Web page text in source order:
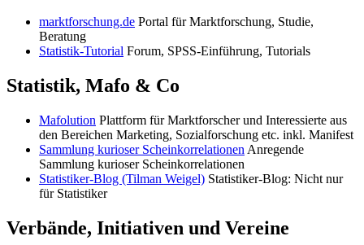
marktforschung.de Portal für Marktforschung, Studie,
Beratung
Statistik-Tutorial Forum, SPSS-Einführung, Tutorials
Statistik, Mafo & Co
Mafolution Plattform für Marktforscher und Interessierte aus
den Bereichen Marketing, Sozialforschung etc. inkl. Manifest
Sammlung kurioser Scheinkorrelationen Anregende
Sammlung kurioser Scheinkorrelationen
Statistiker-Blog (Tilman Weigel) Statistiker-Blog: Nicht nur
für Statistiker
Verbände, Initiativen und Vereine